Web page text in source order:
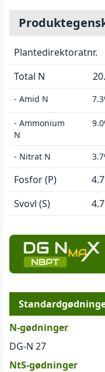
Plantedirektoratnr.
Total N
- Amid N
- Ammonium
N
- Nitrat N
Fosfor (P)
Svovl (S)
N-gødninger
DG-N 27
NtS-gødninger